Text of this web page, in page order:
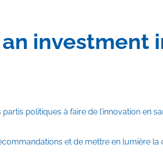
investment
politiques à faire de l’innovation en
et de mettre en lumière la